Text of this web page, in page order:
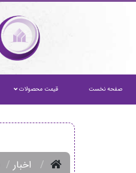
صفحه نخست قیمت محصولات
اخبار